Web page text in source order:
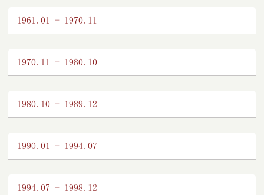
1961.01 - 1970.11
1970.11 - 1980.10
1980.10 - 1989.12
1990.01 - 1994.07
1994.07 - 1998.12